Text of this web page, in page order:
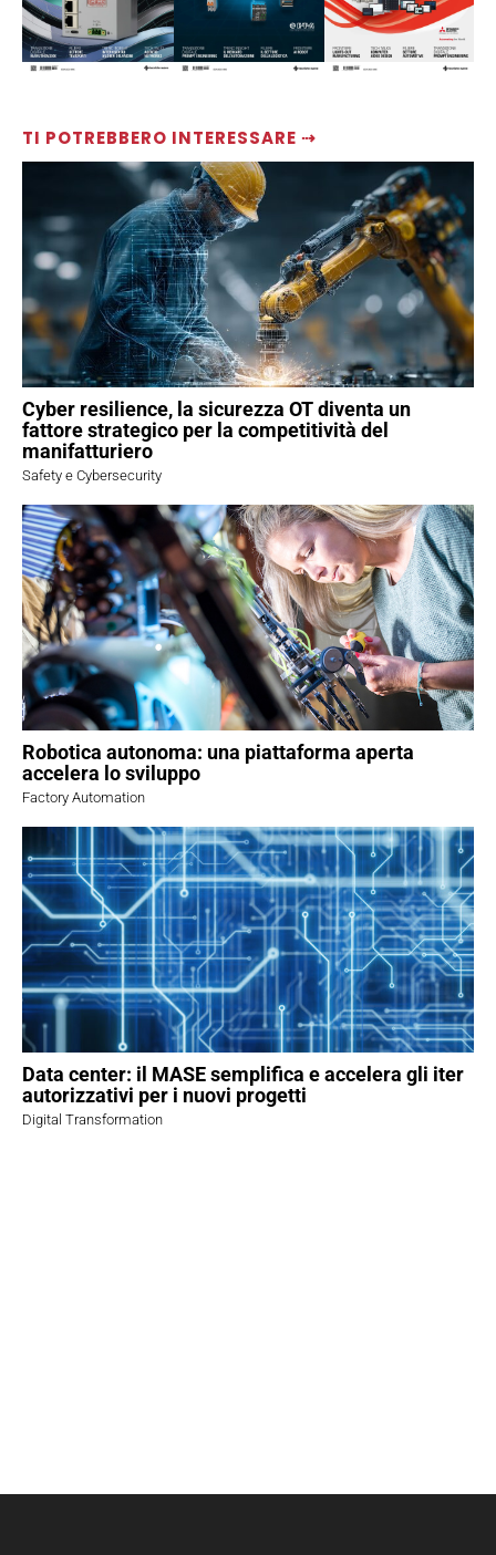
TI POTREBBERO INTERESSARE ⇢
Cyber resilience, la sicurezza OT diventa un
fattore strategico per la competitività del
manifatturiero
Safety e Cybersecurity
Robotica autonoma: una piattaforma aperta
accelera lo sviluppo
Factory Automation
Data center: il MASE semplifica e accelera gli iter
autorizzativi per i nuovi progetti
Digital Transformation